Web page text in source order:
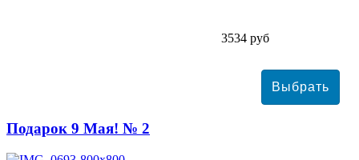
3534 руб
Подарок 9 Мая! № 2